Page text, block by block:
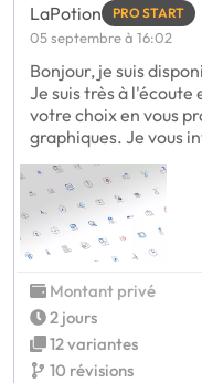
LaPotion PRO START
05 septembre à 16:02
Bonjour, je suis
Je suis très à l'écoute
votre choix en vous
graphiques. Je vous
Montant privé
2 jours
12 variantes
10 révisions